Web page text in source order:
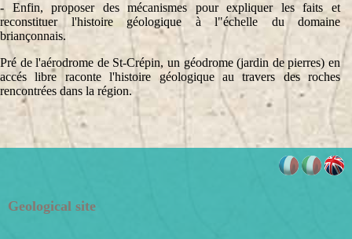
- Enfin, proposer des mécanismes pour expliquer les faits et
reconstituer l'histoire géologique à l"échelle du domaine
briançonnais.
Pré de l'aérodrome de St-Crépin, un géodrome (jardin de pierres) en
accés libre raconte l'histoire géologique au travers des roches
rencontrées dans la région.
Geological site